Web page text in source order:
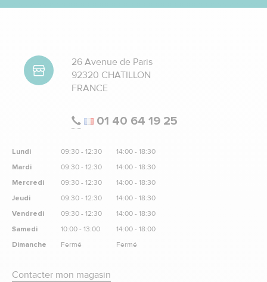
26 Avenue de Paris
92320 CHATILLON
FRANCE
01 40 64 19 25
Lundi
Mardi
Mercredi
Jeudi
Vendredi
Samedi
Dimanche
09:30 - 12:30
09:30 - 12:30
09:30 - 12:30
09:30 - 12:30
09:30 - 12:30
10:00 - 13:00
Fermé
14:00 - 18:30
14:00 - 18:30
14:00 - 18:30
14:00 - 18:30
14:00 - 18:30
14:00 - 18:00
Fermé
Contacter mon magasin